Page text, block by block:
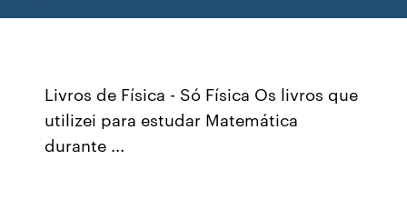
Livros de Física - Só Física Os livros que
utilizei para estudar Matemática
durante ...